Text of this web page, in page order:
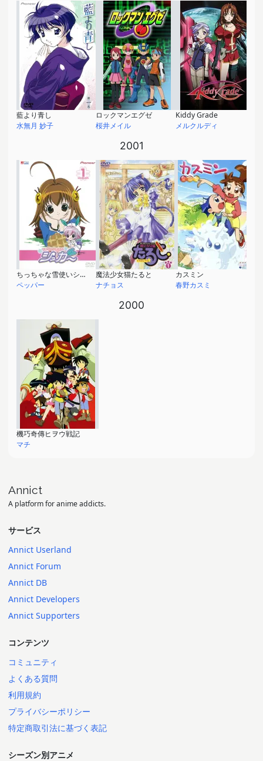
藍より青し
水無月 妙子
ロックマンエグゼ
桜井メイル
Kiddy Grade
メルクルディ
2001
ちっちゃな雪使いシュガー
ペッパー
魔法少女猫たると
ナチョス
カスミン
春野カスミ
2000
機巧奇傳ヒヲウ戦記
マチ
Annict
A platform for anime addicts.
サービス
Annict Userland
Annict Forum
Annict DB
Annict Developers
Annict Supporters
コンテンツ
コミュニティ
よくある質問
利用規約
プライバシーポリシー
特定商取引法に基づく表記
シーズン別アニメ